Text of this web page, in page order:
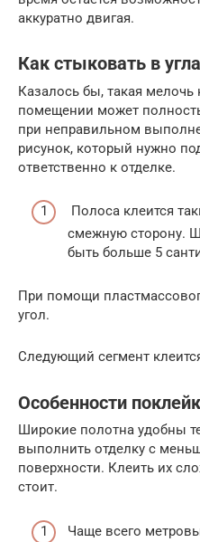
аккуратно двигая.
Как стыковать в
Казалось бы, такая мелочь
помещении может
при неправильном
рисунок, который нужно
ответственно к отделке.
Полоса клеится
смежную сторону.
быть больше 5
При помощи
угол.
Следующий сегмент
Особенности
Широкие полотна удобны
выполнить отделку с
поверхности. Клеить их
стоит.
Чаще всего